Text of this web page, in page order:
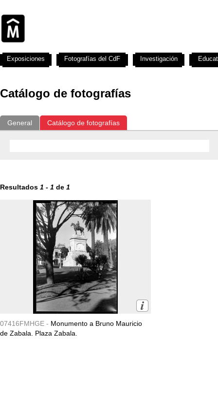
Catálogo de fotografías
General Catálogo de fotografías
Resultados 1 - 1 de 1
07416FMHGE - Monumento a Bruno Mauricio
de Zabala. Plaza Zabala.
Exposiciones Fotografías del CdF Investigación